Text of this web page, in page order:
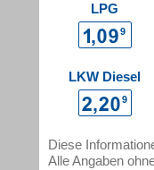
LPG
LKW Diesel
Diese
Alle Angaben